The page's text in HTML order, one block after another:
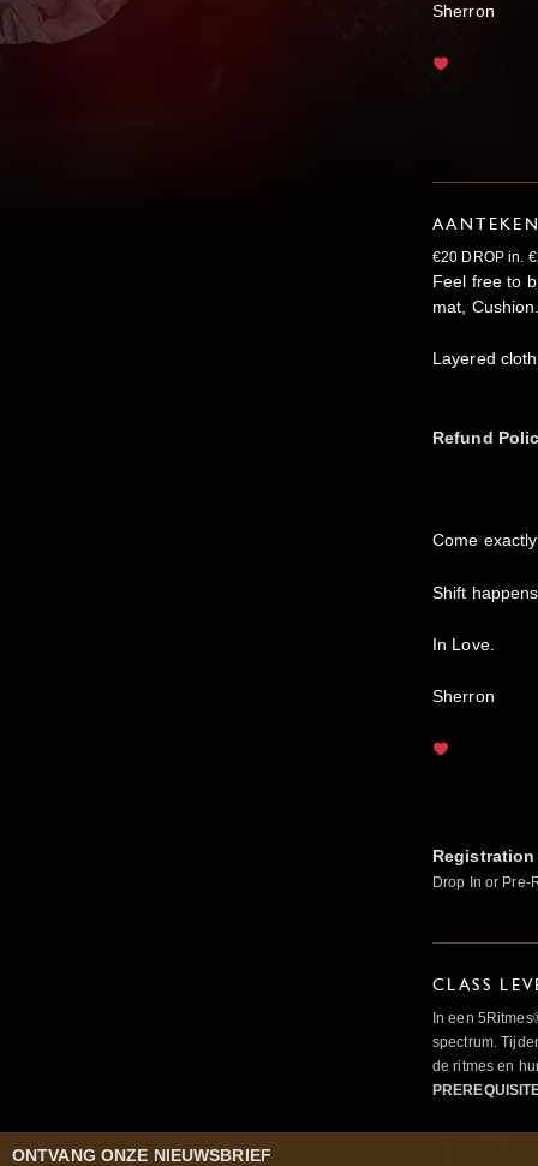
Sherron
€20 DROP in.
Feel free to
mat,
Layered
Refund
Come
Shift
In Love.
Sherron
Drop In or Pre-
CLASS
In een
spectrum.
de ritmes en
ONTVANG ONZE NIEUWSBRIEF